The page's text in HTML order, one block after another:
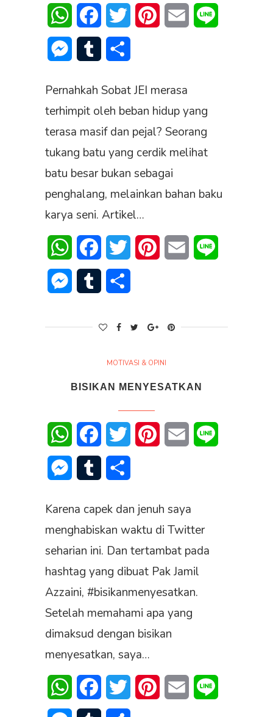
WhatsAppFacebookTwitter PinterestEmail
Messenger
Tumblr
Pernahkah Sobat JEI merasa
terhimpit oleh beban hidup yang
terasa masif dan pejal? Seorang
tukang batu yang cerdik melihat
batu besar bukan sebagai
penghalang, melainkan bahan baku
karya seni. Artikel…
WhatsAppFacebookTwitter PinterestEmail
Messenger
Tumblr
MOTIVASI & OPINI
BISIKAN MENYESATKAN
WhatsAppFacebookTwitter PinterestEmail
Messenger
Tumblr
Karena capek dan jenuh saya
menghabiskan waktu di Twitter
seharian ini. Dan tertambat pada
hashtag yang dibuat Pak Jamil
Azzaini, #bisikanmenyesatkan.
Setelah memahami apa yang
dimaksud dengan bisikan
menyesatkan, saya…
WhatsAppFacebookTwitter PinterestEmail